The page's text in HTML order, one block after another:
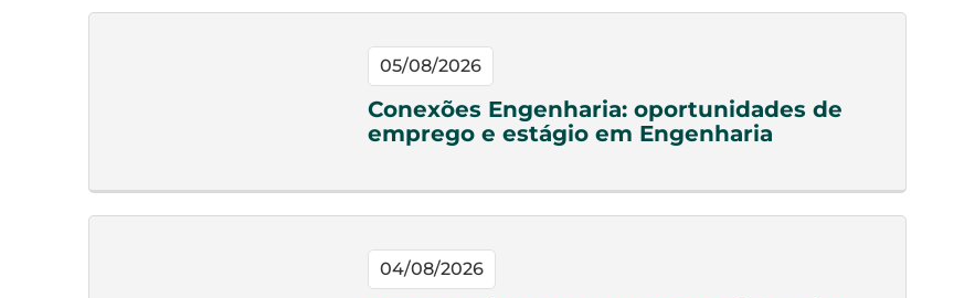
05/08/2026
Conexões Engenharia: oportunidades de
emprego e estágio em Engenharia
04/08/2026